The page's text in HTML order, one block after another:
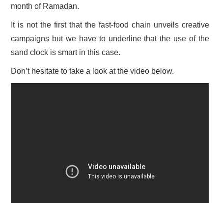
month of Ramadan.
It is not the first that the fast-food chain unveils creative
campaigns but we have to underline that the use of the
sand clock is smart in this case.
Don’t hesitate to take a look at the video below.